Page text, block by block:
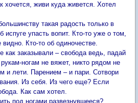
хочется, живи куда живется. Хотел
такая радость только в
испуге упасть вопит. Кто-то уже о том,
Кто-то об одиночестве.
как заказывали – свобода ведь, падай
ногам не вяжет, никто рядом не
и лети. Парением – и пари. Сотвори
Из себя. Из чего еще? Если
Как сам хотел.
под ногами развезнувшееся?